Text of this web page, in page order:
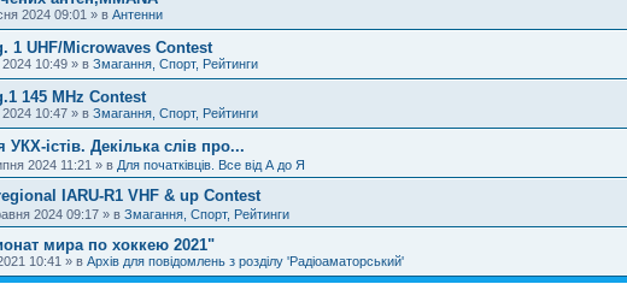
2024 09:01 » в Антенни
1 UHF/Microwaves Contest
10:49 » в Змагання, Спорт, Рейтинги
145 MHz Contest
10:47 » в Змагання, Спорт, Рейтинги
УКХ-істів. Декілька слів про...
2024 11:21 » в Для початківців. Все від А до Я
IARU-R1 VHF & up Contest
2024 09:17 » в Змагання, Спорт, Рейтинги
мира по хоккею 2021"
10:41 » в Архів для повідомлень з розділу 'Радіоаматорський'